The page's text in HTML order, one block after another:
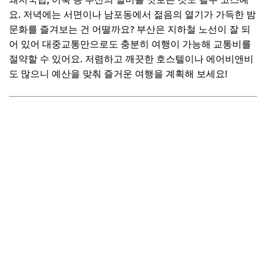
요. 저녁에는 서면이나 남포동에서 젊음의 열기가 가득한 밤
문화를 즐겨보는 건 어떨까요? 부산은 지하철 노선이 잘 되
어 있어 대중교통만으로도 충분히 여행이 가능해 교통비를
절약할 수 있어요. 저렴하고 깨끗한 호스텔이나 에어비앤비
도 많으니 예산을 맞춰 즐거운 여행을 계획해 보세요!